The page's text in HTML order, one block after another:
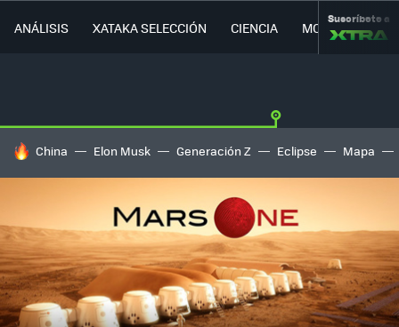
ANÁLISIS XATAKA SELECCIÓN CIENCIA MOVILIDAD
Suscríbete a
HOY SE HABLA DE
China Elon Musk Generación Z Eclipse Mapa